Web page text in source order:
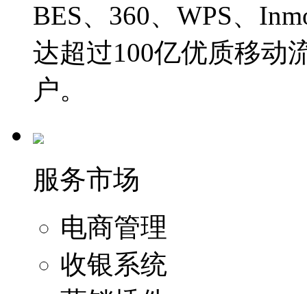
BES、360、WPS、
达超过100亿优质移动
户。
服务市场
电商管理
收银系统